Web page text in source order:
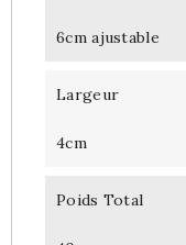
6cm ajustable
Largeur
4cm
Poids Total